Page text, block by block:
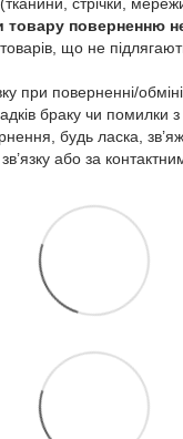
товару поверненню
що не
при поверненні/
браку чи помилки
будь ласка,
або за